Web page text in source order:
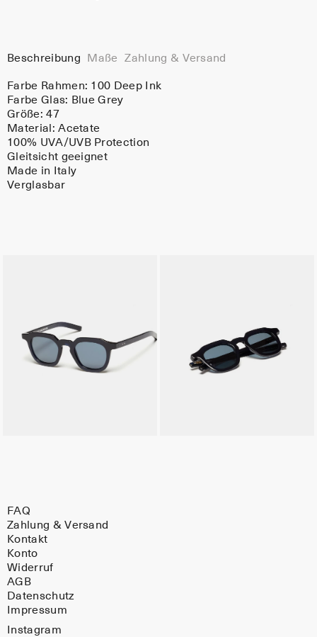
Beschreibung Maße Zahlung & Versand
Farbe Rahmen: 100 Deep Ink
Farbe Glas: Blue Grey
Größe: 47
Material:Acetate
100% UVA/UVB Protection
Gleitsicht geeignet
Made in Italy
Verglasbar
FAQ
Zahlung & Versand
Kontakt
Konto
Widerruf
AGB
Datenschutz
Impressum
Instagram